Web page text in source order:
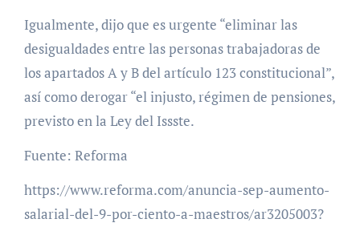
Igualmente, dijo que es urgente “eliminar las
desigualdades entre las personas trabajadoras de
los apartados A y B del artículo 123 constitucional”,
así como derogar “el injusto, régimen de pensiones,
previsto en la Ley del Issste.
Fuente: Reforma
https://www.reforma.com/anuncia-sep-aumento-
salarial-del-9-por-ciento-a-maestros/ar3205003?